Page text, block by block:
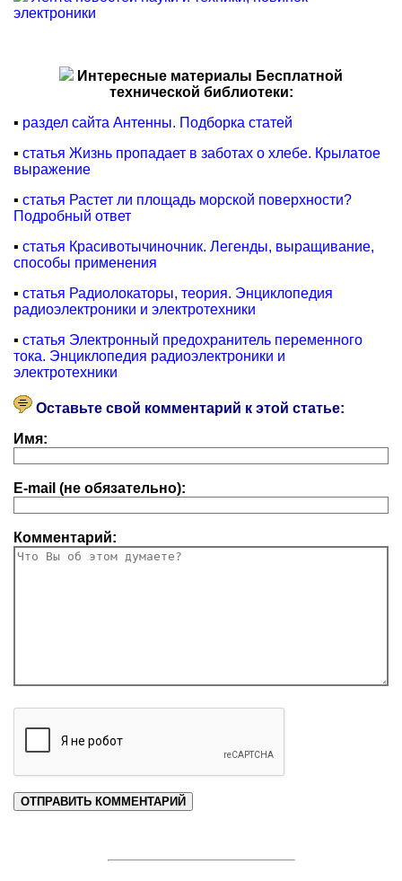
электроники
Интересные материалы Бесплатной
технической библиотеки:
▪ раздел сайта Антенны. Подборка статей
▪ статья Жизнь пропадает в заботах о хлебе. Крылатое
выражение
▪ статья Растет ли площадь морской поверхности?
Подробный ответ
▪ статья Красивотычиночник. Легенды, выращивание,
способы применения
▪ статья Радиолокаторы, теория. Энциклопедия
радиоэлектроники и электротехники
▪ статья Электронный предохранитель переменного
тока. Энциклопедия радиоэлектроники и
электротехники
Оставьте свой комментарий к этой статье:
Имя:
E-mail (не обязательно):
Комментарий: